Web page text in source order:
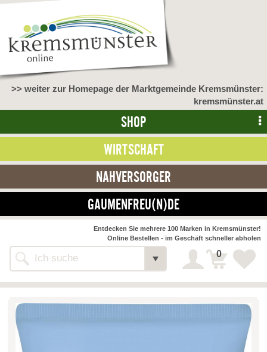
>> weiter zur Homepage der Marktgemeinde Kremsmünster:
kremsmünster.at
SHOP
WIRTSCHAFT
NAHVERSORGER
GAUMENFREU(N)DE
Alle Webseiten
Entdecken Sie mehrere 100 Marken in Kremsmünster!
Online Bestellen - im Geschäft schneller abholen
0
NAHVERSORGER
>> Bauernmarkt << Detail
Bäckerei-Konditorei-Café